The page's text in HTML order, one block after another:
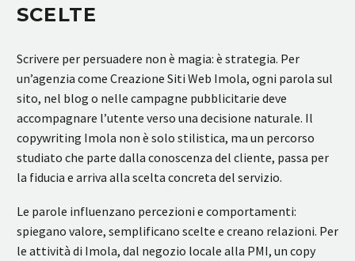
SCELTE
Scrivere per persuadere non è magia: è strategia. Per
un’agenzia come Creazione Siti Web Imola, ogni parola sul
sito, nel blog o nelle campagne pubblicitarie deve
accompagnare l’utente verso una decisione naturale. Il
copywriting Imola non è solo stilistica, ma un percorso
studiato che parte dalla conoscenza del cliente, passa per
la fiducia e arriva alla scelta concreta del servizio.
Le parole influenzano percezioni e comportamenti:
spiegano valore, semplificano scelte e creano relazioni. Per
le attività di Imola, dal negozio locale alla PMI, un copy